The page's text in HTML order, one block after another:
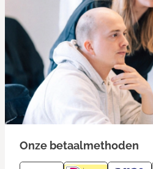
Onze betaalmethoden